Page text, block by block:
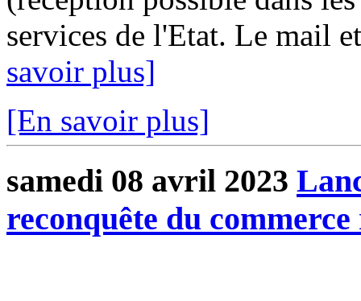
services de l'Etat. Le mail
savoir plus]
[En savoir plus]
samedi 08 avril 2023
reconquête du